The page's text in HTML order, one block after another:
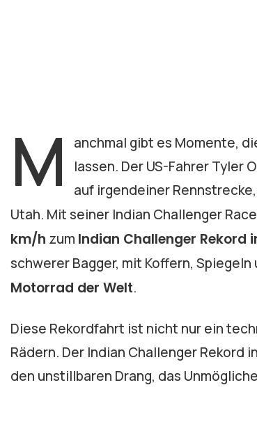
M
anchmal gibt es Momente,
lassen. Der US-Fahrer Tyler
auf irgendeiner
Utah. Mit seiner Indian Challenger
km/h zum Indian Challenger Rekord
schwerer Bagger, mit Koffern,
Motorrad der Welt.
Diese Rekordfahrt ist nicht nur ein
Rädern. Der Indian Challenger Rekord
den unstillbaren Drang, das